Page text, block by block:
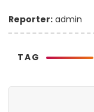
Reporter: admin
TAG